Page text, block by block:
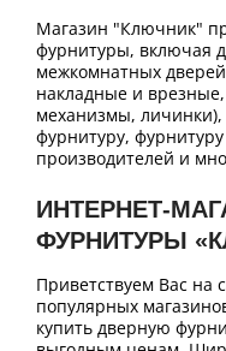
Магазин "Ключник"
фурнитуры, включая
межкомнатных
накладные и
механизмы,
фурнитуру,
производителей и
ИНТЕРНЕТ-
ФУРНИТУРЫ
Приветствуем Вас на
популярных
купить дверную